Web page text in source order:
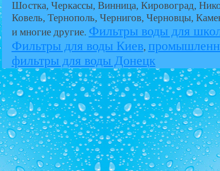
Шостка, Черкассы, Винница, Кировоград,
Ковель, Тернополь, Чернигов, Черновцы,
и многие другие. Фильтры воды для
Фильтры для воды Киев,
фильтры для воды Донецк